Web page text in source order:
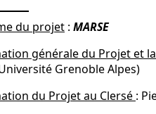
du projet : MARSE
générale du Projet et
Grenoble Alpes)
du Projet au Clersé :